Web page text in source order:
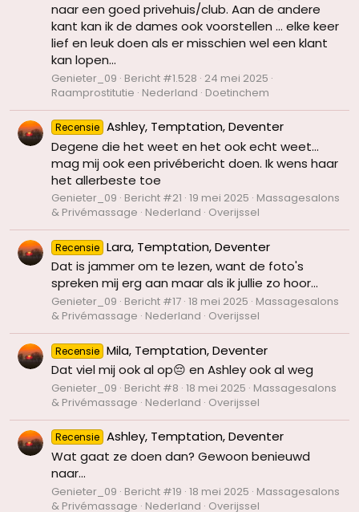
naar een goed privehuis/club. Aan de andere
kant kan ik de dames ook voorstellen ... elke keer
lief en leuk doen als er misschien wel een klant
kan lopen...
Genieter_09 Bericht #1.528 24 mei 2025
Raamprostitutie Nederland Doetinchem
Recensie Ashley, Temptation, Deventer
Degene die het weet en het ook echt weet...
mag mij ook een privébericht doen. Ik wens haar
het allerbeste toe
Genieter_09 Bericht #21 19 mei 2025 Massagesalons
& Privémassage Nederland Overijssel
Recensie Lara, Temptation, Deventer
Dat is jammer om te lezen, want de foto's
spreken mij erg aan maar als ik jullie zo hoor...
Genieter_09 Bericht #17 18 mei 2025 Massagesalons
& Privémassage Nederland Overijssel
Recensie Mila, Temptation, Deventer
Dat viel mij ook al op😔 en Ashley ook al weg
Genieter_09 Bericht #8 18 mei 2025 Massagesalons
& Privémassage Nederland Overijssel
Recensie Ashley, Temptation, Deventer
Wat gaat ze doen dan? Gewoon benieuwd
naar...
Genieter_09 Bericht #19 18 mei 2025 Massagesalons
& Privémassage Nederland Overijssel